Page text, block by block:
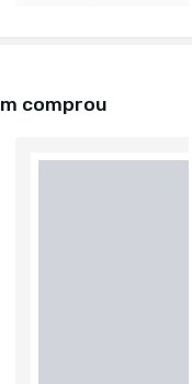
comprou